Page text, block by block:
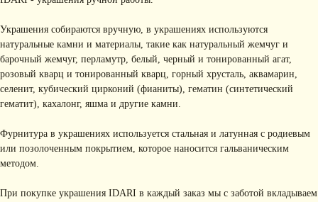
Украшения собираются вручную, в украшениях используются
натуральные камни и материалы, такие как натуральный жемчуг и
барочный жемчуг, перламутр, белый, черный и тонированный агат,
розовый кварц и тонированный кварц, горный хрусталь, аквамарин,
селенит, кубический цирконий (фианиты), гематин (синтетический
гематит), кахалонг, яшма и другие камни.
Фурнитура в украшениях используется стальная и латунная с родиевым
или позолоченным покрытием, которое наносится гальваническим
методом.
При покупке украшения IDARI в каждый заказ мы с заботой вкладываем